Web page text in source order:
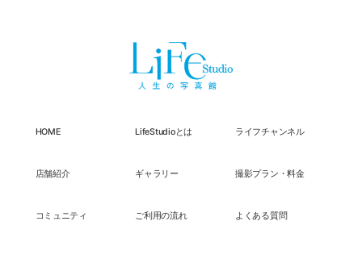
HOME LifeStudioとは ライフチャンネル
店舗紹介 ギャラリー 撮影プラン・料金
コミュニティ ご利用の流れ よくある質問